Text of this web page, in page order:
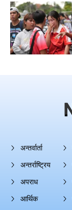
अन्तर्वार्ता
अन्तर्राष्ट्रिय
अपराध
आर्थिक